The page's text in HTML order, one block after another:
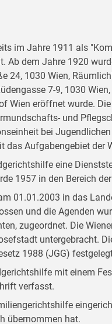
im Jahre 1911 als
Ab dem Jahre 1920
24, 1030 Wien,
7-9, 1030
Wien eröffnet wurde.
und
bei
das Aufgabengebiet der
eine
1957 in den Bereich
01.01.2003 in das
und die Agenden
zugeordnet. Die
untergebracht.
1988 (JGG)
mit einem
verfasst.
übernommen hat.